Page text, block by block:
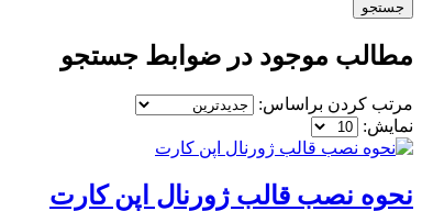
مطالب موجود در ضوابط جستجو
مرتب کردن براساس:
نمایش:
نحوه نصب قالب ژورنال اپن کارت